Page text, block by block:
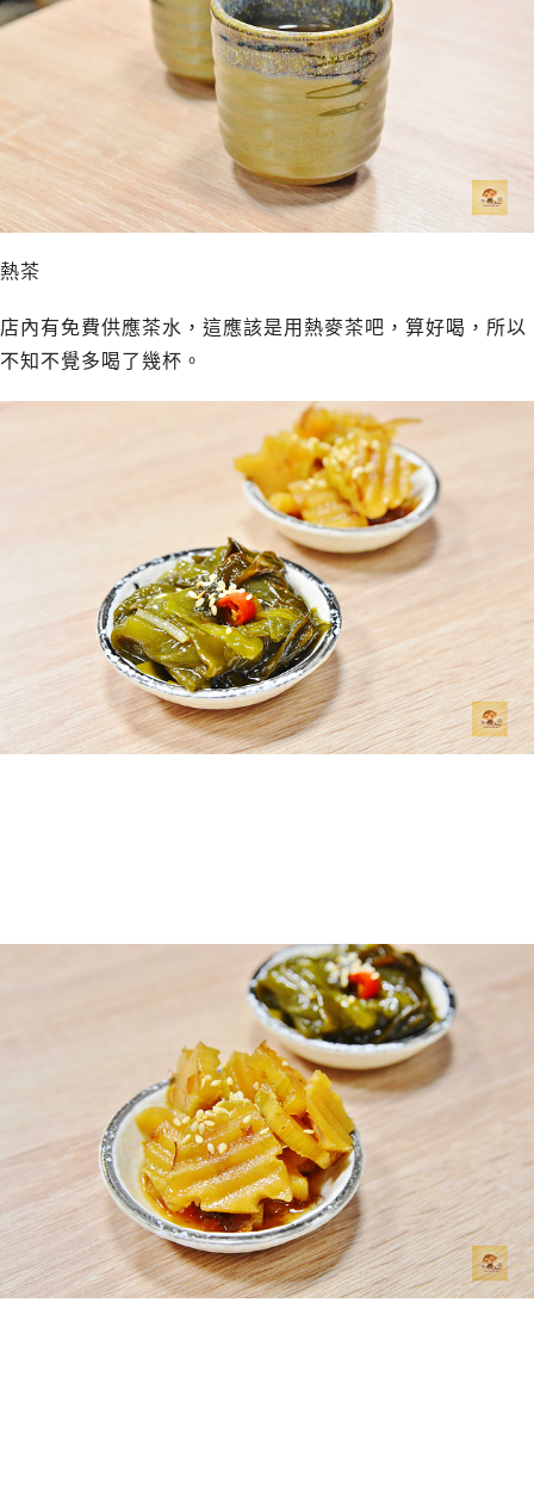
熱茶
店內有免費供應茶水，這應該是用熱麥茶吧，算好喝，所以
不知不覺多喝了幾杯。